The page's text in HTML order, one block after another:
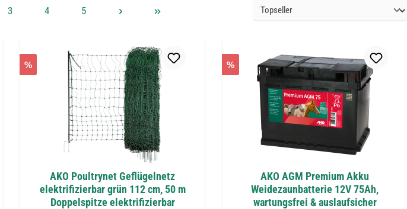
Seite
3 Seite
4 Seite
5
%
AKO Poultrynet Geflügelnetz
elektrifizierbar grün 112 cm, 50 m
Doppelspitze elektrifizierbar
%
AKO AGM Premium Akku
Weidezaunbatterie 12V 75Ah,
wartungsfrei & auslaufsicher